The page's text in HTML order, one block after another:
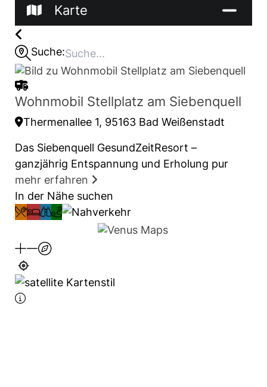
Karte
Suche:
Wohnmobil Stellplatz am Siebenquell
Thermenallee 1, 95163 Bad Weißenstadt
Das Siebenquell GesundZeitResort –
ganzjährig Entspannung und Erholung pur
mehr erfahren
In der Nähe suchen